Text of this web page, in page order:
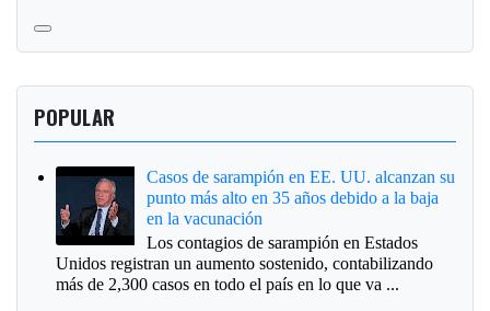
POPULAR
Casos de sarampión en EE. UU. alcanzan su
punto más alto en 35 años debido a la baja
en la vacunación
Los contagios de sarampión en Estados
Unidos registran un aumento sostenido, contabilizando
más de 2,300 casos en todo el país en lo que va ...